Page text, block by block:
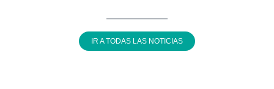
IR A TODAS LAS NOTICIAS